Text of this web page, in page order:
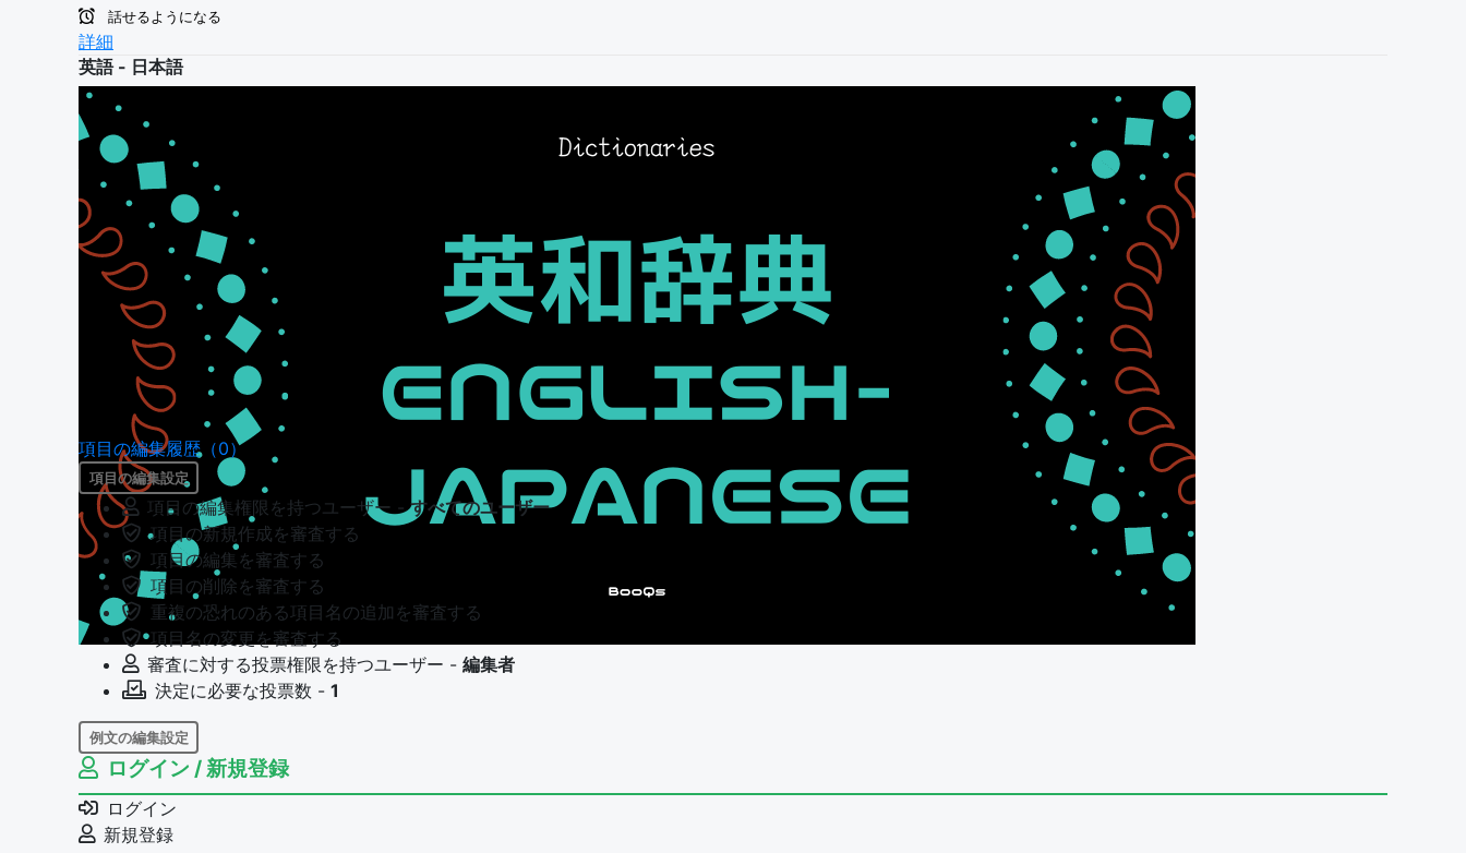
話せるようになる
詳細
英語 - 日本語
項目の編集履歴（0）
項目の編集設定
項目の編集権限を持つユーザー -すべてのユーザー
項目の新規作成を審査する
項目の編集を審査する
項目の削除を審査する
重複の恐れのある項目名の追加を審査する
項目名の変更を審査する
審査に対する投票権限を持つユーザー - 編集者
決定に必要な投票数 - 1
例文の編集設定
例文の編集権限を持つユーザー -
例文の編集を審査する
例文の削除を審査する
審査に対する投票権限を持つユーザー -
ログイン / 新規登録
ログイン
新規登録